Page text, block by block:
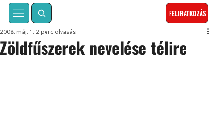
FELIRATKOZÁS
Zöldfűszerek nevelése télire
2008. máj. 1. 2 perc olvasás